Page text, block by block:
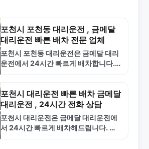
포천시 포천동 대리운전 , 금메달
대리운전 빠른 배차 전문 업체
포천시 포천동 대리운전은 금메달 대리
운전에서 24시간 빠르게 배차합니다.
신청하세요.
포천시 대리운전 빠른 배차 금메달
대리운전 , 24시간 전화 상담
포천시 대리운전은 금메달 대리운전에
서 24시간 빠르게 배차해드립니다. 합